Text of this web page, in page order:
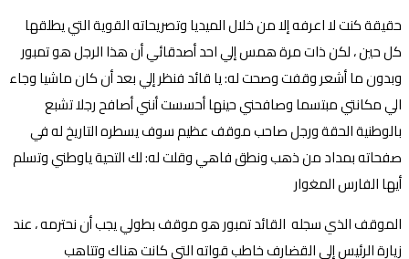
حقيقة كنت لا اعرفه إلا من خلال الميديا وتصريحاته القوية التي يطلقها
كل حين ، لكن ذات مرة همس إلي احد أصدقائي أن هذا الرجل هو تمبور
وبدون ما أشعر وقفت وصحت له: يا قائد فنظر إلي بعد أن كان ماشيا وجاء
الي مكانتي مبتسما وصافحني حينها أحسست أنني أصافح رجلا تشبع
بالوطنية الحقة ورجل صاحب موقف عظيم سوف يسطره التاريخ له في
صفحاته بمداد من ذهب ونطق فاهي وقلت له: لك التحية ياوطني وتسلم
أيها الفارس المغوار
الموقف الذي سجله القائد تمبور هو موقف بطولي يجب أن نحترمه ، عند
زيارة الرئيس إلى القضارف خاطب قواته التي كانت هناك وتتاهب